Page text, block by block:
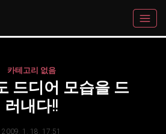
카테고리 없음
드디어 모습을 드
러내다!!
2009. 1. 18. 17:51